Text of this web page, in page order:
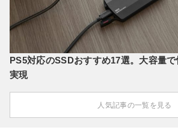
PS5対応のSSDおすすめ17選。大容量
実現
人気記事の一覧を見る